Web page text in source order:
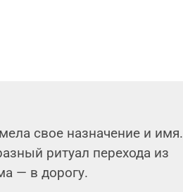
свое назначение и имя.
ритуал перехода из
— в дорогу.